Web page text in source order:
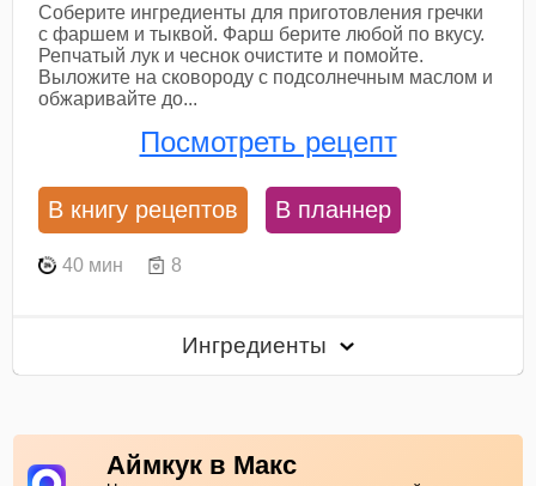
Соберите ингредиенты для приготовления гречки
с фаршем и тыквой. Фарш берите любой по вкусу.
Репчатый лук и чеснок очистите и помойте.
Выложите на сковороду с подсолнечным маслом и
обжаривайте до...
Посмотреть рецепт
В книгу рецептов В планнер
40 мин 8
Ингредиенты
Аймкук в Макс